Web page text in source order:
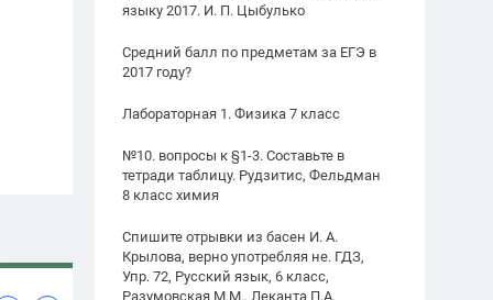
языку 2017. И. П. Цыбулько
Средний балл по предметам за ЕГЭ в
2017 году?
Лабораторная 1. Физика 7 класс
№10. вопросы к §1-3. Составьте в
тетради таблицу. Рудзитис, Фельдман
8 класс химия
Спишите отрывки из басен И. А.
Крылова, верно употребляя не. ГДЗ,
Упр. 72, Русский язык, 6 класс,
Разумовская М.М., Леканта П.А.